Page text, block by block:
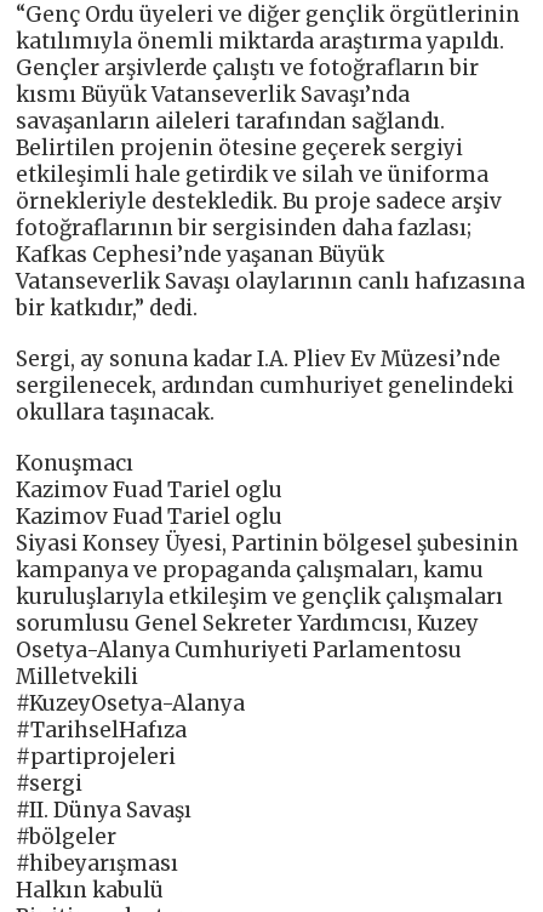
“Genç Ordu üyeleri ve diğer gençlik örgütlerinin
katılımıyla önemli miktarda araştırma yapıldı.
Gençler arşivlerde çalıştı ve fotoğrafların bir
kısmı Büyük Vatanseverlik Savaşı’nda
savaşanların aileleri tarafından sağlandı.
Belirtilen projenin ötesine geçerek sergiyi
etkileşimli hale getirdik ve silah ve üniforma
örnekleriyle destekledik. Bu proje sadece arşiv
fotoğraflarının bir sergisinden daha fazlası;
Kafkas Cephesi’nde yaşanan Büyük
Vatanseverlik Savaşı olaylarının canlı hafızasına
bir katkıdır,” dedi.
Sergi, ay sonuna kadar I.A. Pliev Ev Müzesi’nde
sergilenecek, ardından cumhuriyet genelindeki
okullara taşınacak.
Konuşmacı
Kazimov Fuad Tariel oglu
Kazimov Fuad Tariel oglu
Siyasi Konsey Üyesi, Partinin bölgesel şubesinin
kampanya ve propaganda çalışmaları, kamu
kuruluşlarıyla etkileşim ve gençlik çalışmaları
sorumlusu Genel Sekreter Yardımcısı, Kuzey
Osetya-Alanya Cumhuriyeti Parlamentosu
Milletvekili
#KuzeyOsetya-Alanya
#TarihselHafıza
#partiprojeleri
#sergi
#II. Dünya Savaşı
#bölgeler
#hibeyarışması
Halkın kabulü